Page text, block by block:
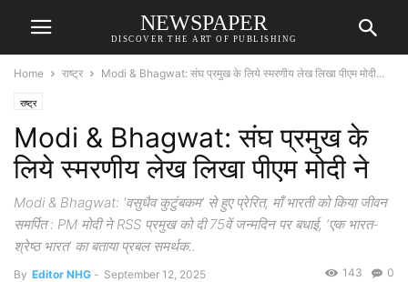
NEWSPAPER
DISCOVER THE ART OF PUBLISHING
Home राष्ट्र Modi & Bhagwat: संघ प्रमुख के लिये स्मरणीय लेख लिखा पीएम मोदी...
राष्ट्र
Modi & Bhagwat: संघ प्रमुख के
लिये स्मरणीय लेख लिखा पीएम मोदी ने
Modi & Bhagwat: 'वसुधैव कुटुंबकम’ से हुए प्रेरित, माँ भारती को किया जीवन
समर्पित : PM मोदी ने RSS प्रमुख को दी 75वें जन्मदिन पर बधाई, ‘एक भारत-
श्रेष्ठ भारत’ का बताया प्रबल समर्थक..
By Editor NHG - September 12, 2025 0
143